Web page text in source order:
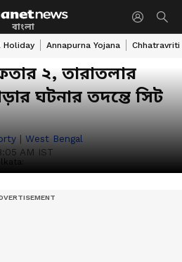
বাংলা
Holiday Annapurna Yojana Chhatravriti
২, তারাতলার
ঘটনার তদন্তে সিট
| West Bengal
AM IST